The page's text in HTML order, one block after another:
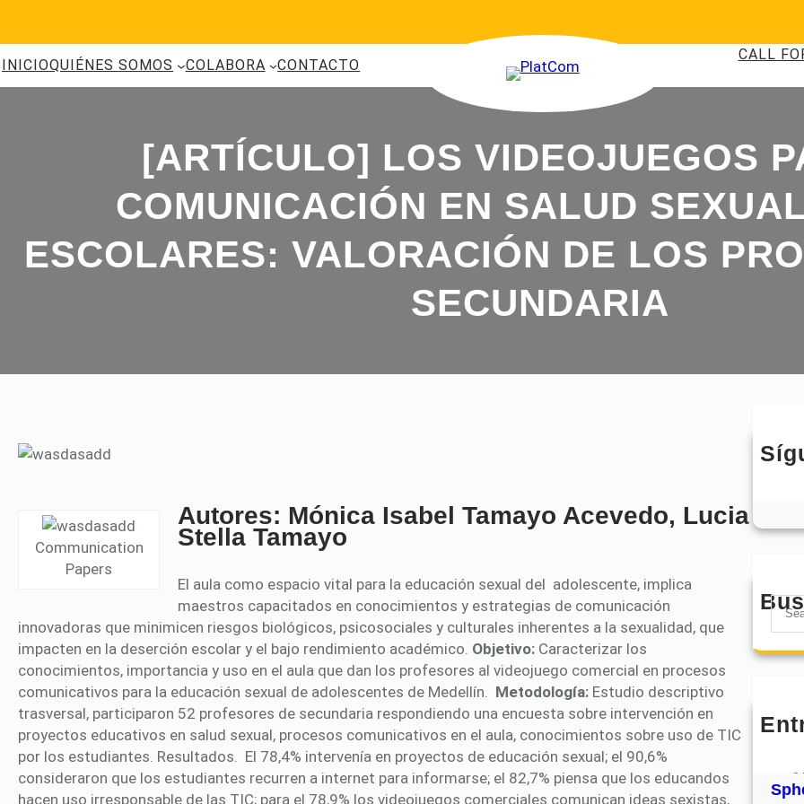
INICIOQUIÉNES SOMOS COLABORA CONTACTO
CALL
[ARTÍCULO] LOS VIDEOJUEGOS
COMUNICACIÓN EN SALUD
ESCOLARES: VALORACIÓN DE LOS
SECUNDARIA
Communication
Papers
Autores: Mónica Isabel Tamayo Acevedo, Lucia
Stella Tamayo
El aula como espacio vital para la educación sexual del adolescente, implica
maestros capacitados en conocimientos y estrategias de comunicación
innovadoras que minimicen riesgos biológicos, psicosociales y culturales inherentes a la sexualidad, que
impacten en la deserción escolar y el bajo rendimiento académico. Objetivo: Caracterizar los
conocimientos, importancia y uso en el aula que dan los profesores al videojuego comercial en procesos
comunicativos para la educación sexual de adolescentes de Medellín. Metodología: Estudio descriptivo
trasversal, participaron 52 profesores de secundaria respondiendo una encuesta sobre intervención en
proyectos educativos en salud sexual, procesos comunicativos en el aula, conocimientos sobre uso de TIC
por los estudiantes. Resultados. El 78,4% intervenía en proyectos de educación sexual; el 90,6%
consideraron que los estudiantes recurren a internet para informarse; el 82,7% piensa que los educandos
hacen uso irresponsable de las TIC; para el 78,9% los videojuegos comerciales comunican ideas sexistas,
S
a
h